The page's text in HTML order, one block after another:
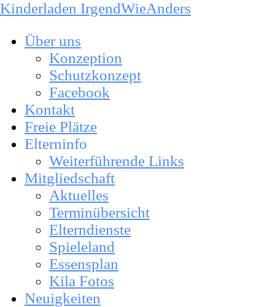
Kinderladen IrgendWieAnders
Über uns
Konzeption
Schutzkonzept
Facebook
Kontakt
Freie Plätze
Elterninfo
Weiterführende Links
Mitgliedschaft
Aktuelles
Terminübersicht
Elterndienste
Spieleland
Essensplan
Kila Fotos
Neuigkeiten